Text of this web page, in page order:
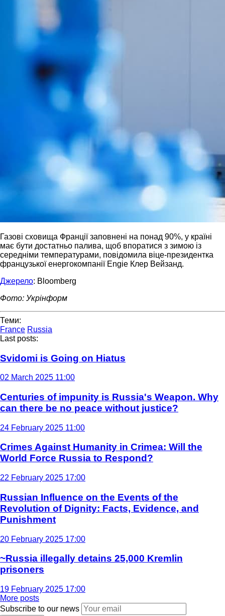
Газові сховища Франції заповнені на понад 90%, у країні
має бути достатньо палива, щоб впоратися з зимою із
середніми температурами, повідомила віце-президентка
французької енергокомпанії Engie Клер Вейзанд.
Джерело: Bloomberg
Фото: Укрінформ
Теми:
France Russia
Last posts:
Svidomi is Going on Hiatus
02 March 2025 11:00
Centuries of impunity is Russia's Weapon. Why
can there be no peace without justice?
24 February 2025 11:00
Crimes Against Humanity in Crimea: Will the
World Force Russia to Respond?
22 February 2025 17:00
Russian Influence on the Events of the
Revolution of Dignity: Facts, Evidence, and
Punishment
20 February 2025 17:00
~Russia illegally detains 25,000 Kremlin
prisoners
19 February 2025 17:00
More posts
Subscribe to our news